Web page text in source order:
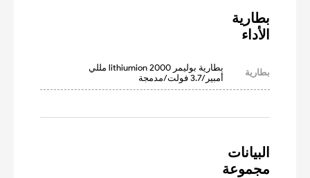
الأداء
بطارية
بطارية بوليمر lithiumion 2000 مللي
أمبير/3.7 فولت/مدمجة
مجموعة